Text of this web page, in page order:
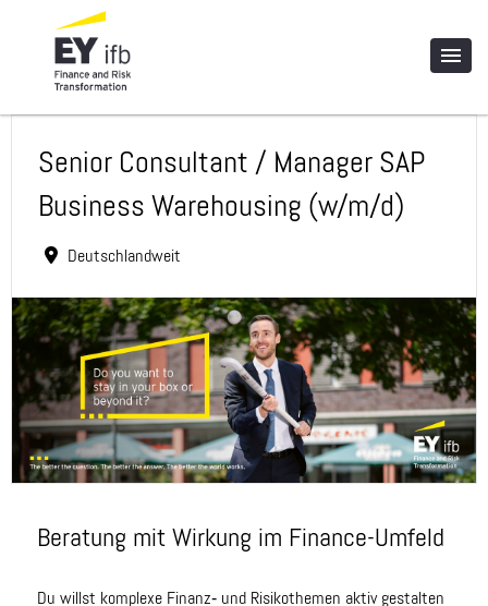
Senior Consultant / Manager SAP
Business Warehousing (w/m/d)
Deutschlandweit
Beratung mit Wirkung im Finance-Umfeld
Du willst komplexe Finanz‑ und Risikothemen aktiv gestalten